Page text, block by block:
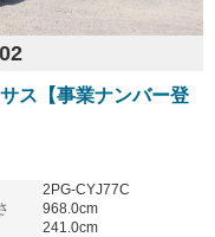
ス【事業ナンバー登
2PG-CYJ77C
968.0cm
241.0cm